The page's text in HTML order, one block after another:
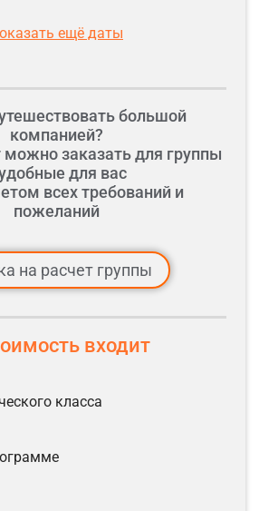
ещё даты
большой
компанией?
заказать для группы
для вас
всех требований и
пожеланий
на расчет группы
входит
класса